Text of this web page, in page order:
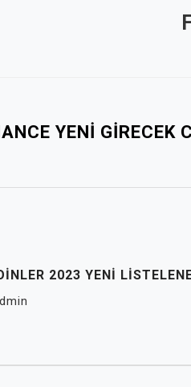
YENI GIRECEK
2023 YENI